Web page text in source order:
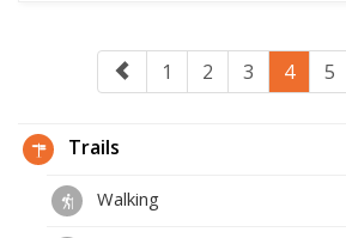
1 2 3 4 5
Trails
Walking